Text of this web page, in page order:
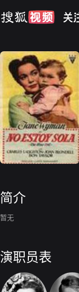
简介
暂无
演职员表